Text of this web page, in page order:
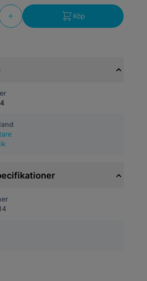
Köp